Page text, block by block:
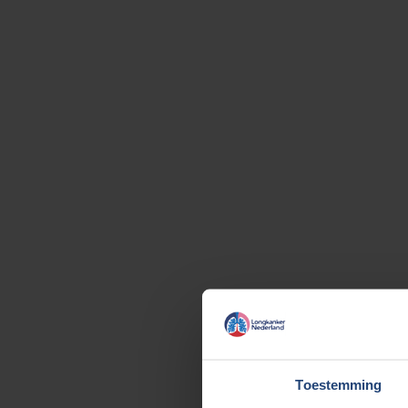
Toestemming